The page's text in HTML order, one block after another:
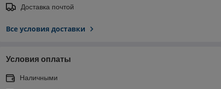
Доставка почтой
Все условия доставки
Условия оплаты
Наличными